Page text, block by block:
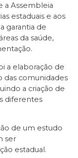
Assembleia
estaduais e aos
garantia de
da saúde,
a elaboração de
das comunidades
a criação de
diferentes
de um estudo
ser
estadual.